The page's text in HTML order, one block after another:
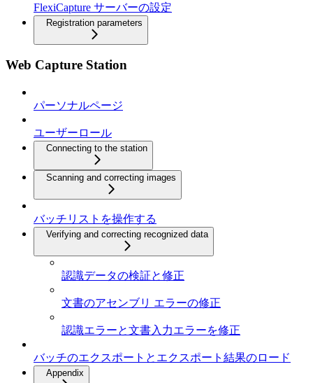
FlexiCapture サーバーの設定
Registration parameters
Web Capture Station
パーソナルページ
ユーザーロール
Connecting to the station
Scanning and correcting images
バッチリストを操作する
Verifying and correcting recognized data
認識データの検証と修正
文書のアセンブリ エラーの修正
認識エラーと文書入力エラーを修正
バッチのエクスポートとエクスポート結果のロード
Appendix